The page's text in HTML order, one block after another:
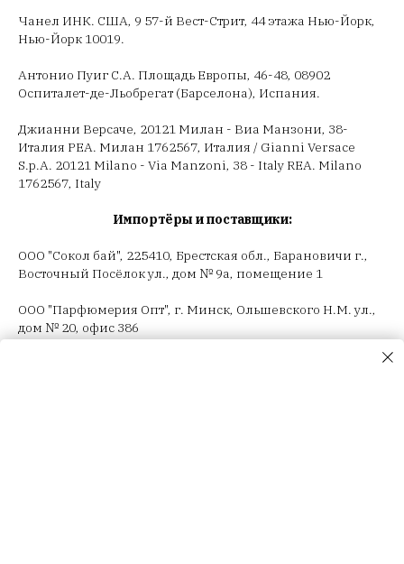
Чанел ИНК. США, 9 57-й Вест-Стрит, 44 этажа Нью-Йорк,
Нью-Йорк 10019.
Антонио Пуиг С.А. Площадь Европы, 46-48, 08902
Оспиталет-де-Льобрегат (Барселона), Испания.
Джианни Версаче, 20121 Милан - Виа Манзони, 38-
Италия РЕА. Милан 1762567, Италия / Gianni Versace
S.p.A. 20121 Milano - Via Manzoni, 38 - Italy REA. Milano
1762567, Italy
Импортёры и поставщики:
ООО "Сокол бай", 225410, Брестская обл., Барановичи г.,
Восточный Посёлок ул., дом № 9а, помещение 1
ООО "Парфюмерия Опт", г. Минск, Ольшевского Н.М. ул.,
дом № 20, офис 386